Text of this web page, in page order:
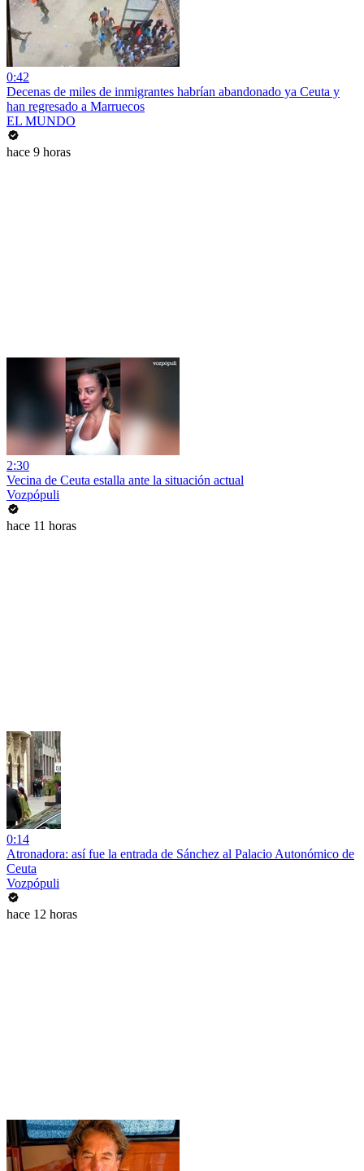
0:42
Decenas de miles de inmigrantes habrían abandonado ya Ceuta y
han regresado a Marruecos
EL MUNDO
hace 9 horas
2:30
Vecina de Ceuta estalla ante la situación actual
Vozpópuli
hace 11 horas
0:14
Atronadora: así fue la entrada de Sánchez al Palacio Autonómico de
Ceuta
Vozpópuli
hace 12 horas